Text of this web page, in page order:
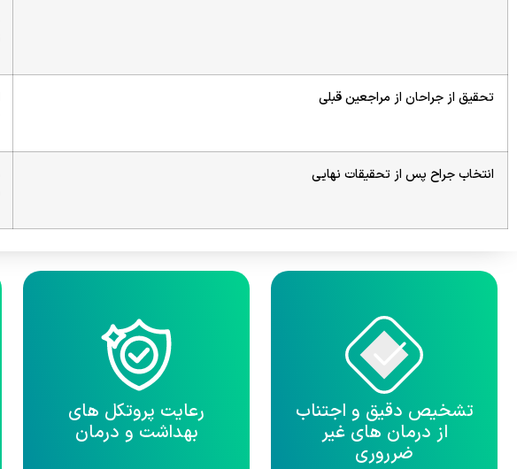
تحقیق از جراحان از مراجعین قبلی
انتخاب جراح پس از تحقیقات نهایی
تشخیص دقیق و اجتناب
از درمان های غیر
ضرروری
رعایت پروتکل های
بهداشت و درمان